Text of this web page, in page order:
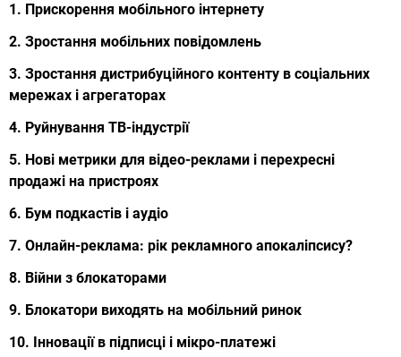
1. Прискорення мобільного інтернету
2. Зростання мобільних повідомлень
3. Зростання дистрибуційного контенту в соціальних
мережах і агрегаторах
4. Руйнування ТВ-індустрії
5. Нові метрики для відео-реклами і перехресні
продажі на пристроях
6. Бум подкастів і аудіо
7. Онлайн-реклама: рік рекламного апокаліпсису?
8. Війни з блокаторами
9. Блокатори виходять на мобільний ринок
10. Інновації в підписці і мікро-платежі